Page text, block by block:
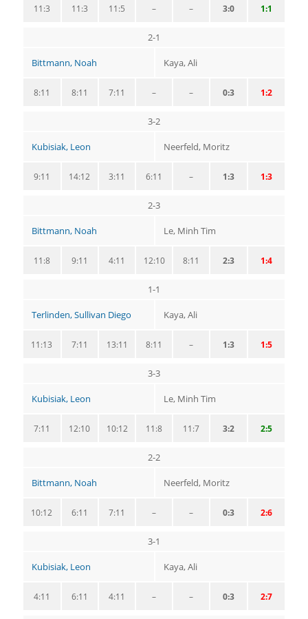
1:1
3:0
–
–
11:5
11:3
11:3
2-1
Bittmann, Noah Kaya, Ali
1:2
0:3
–
–
7:11
8:11
8:11
3-2
Kubisiak, Leon Neerfeld, Moritz
1:3
1:3
–
6:11
3:11
14:12
9:11
2-3
Bittmann, Noah Le, Minh Tim
1:4
2:3
8:11
12:10
4:11
9:11
11:8
1-1
Terlinden, Sullivan Diego Kaya, Ali
1:5
1:3
–
8:11
13:11
7:11
11:13
3-3
Kubisiak, Leon Le, Minh Tim
2:5
3:2
11:7
11:8
10:12
12:10
7:11
2-2
Bittmann, Noah Neerfeld, Moritz
2:6
0:3
–
–
7:11
6:11
10:12
3-1
Kubisiak, Leon Kaya, Ali
2:7
0:3
–
–
4:11
6:11
4:11